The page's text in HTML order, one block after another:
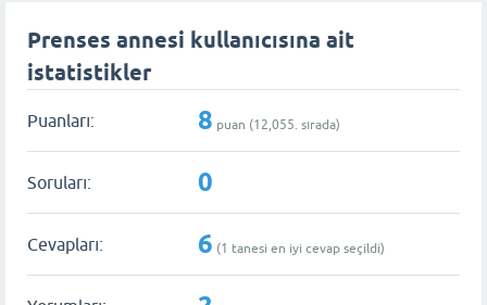
Prenses annesi kullanıcısına ait
istatistikler
Puanları: 8 puan (12,055. sırada)
Soruları: 0
Cevapları: 6 (1 tanesi en iyi cevap seçildi)